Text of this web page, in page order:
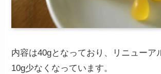
内容は40gとなっており、リニューア
10g少なくなっています。